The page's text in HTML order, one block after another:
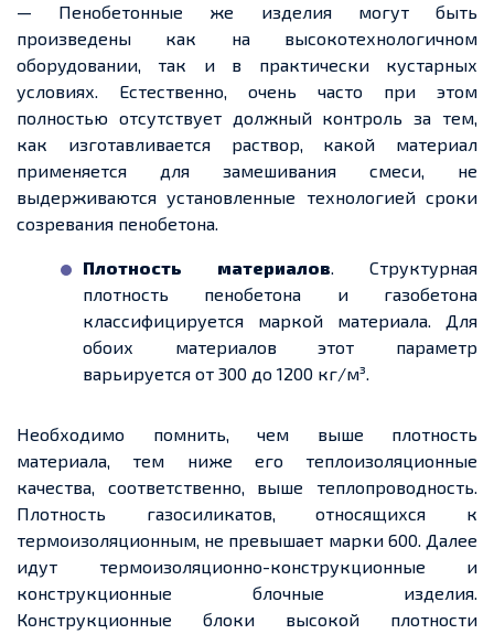
— Пенобетонные же изделия могут быть
произведены как на высокотехнологичном
оборудовании, так и в практически кустарных
условиях. Естественно, очень часто при этом
полностью отсутствует должный контроль за тем,
как изготавливается раствор, какой материал
применяется для замешивания смеси, не
выдерживаются установленные технологией сроки
созревания пенобетона.
Плотность материалов. Структурная
плотность пенобетона и газобетона
классифицируется маркой материала. Для
обоих материалов этот параметр
варьируется от 300 до 1200 кг/м³.
Необходимо помнить, чем выше плотность
материала, тем ниже его теплоизоляционные
качества, соответственно, выше теплопроводность.
Плотность газосиликатов, относящихся к
термоизоляционным, не превышает марки 600. Далее
идут термоизоляционно-конструкционные и
конструкционные блочные изделия.
Конструкционные блоки высокой плотности